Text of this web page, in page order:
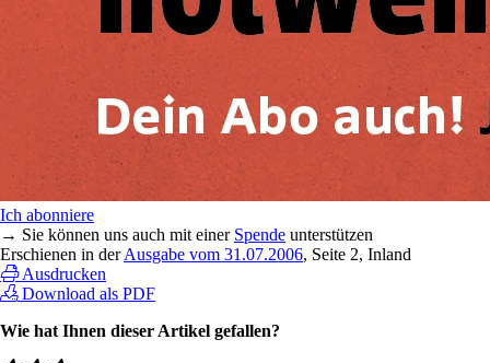
Ich abonniere
→ Sie können uns auch mit einer Spende unterstützen
Erschienen in derAusgabe vom 31.07.2006, Seite 2, Inland
Ausdrucken
Download als PDF
Wie hat Ihnen dieser Artikel gefallen?